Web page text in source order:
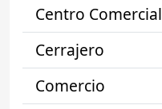
Centro Comercial
Cerrajero
Comercio